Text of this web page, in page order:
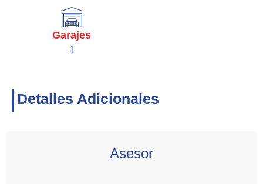
Garajes
1
Detalles Adicionales
Asesor